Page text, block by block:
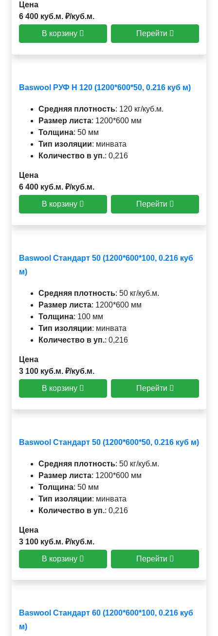
Цена
6 400 куб.м. ₽/куб.м.
В корзину Перейти
Baswool РУФ Н 120 (1200*600*50, 0.216 куб м)
Средняя плотность: 120 кг/куб.м.
Размер листа: 1200*600 мм
Толщина: 50 мм
Тип изоляции: минвата
Количество в уп.: 0,216
Цена
6 400 куб.м. ₽/куб.м.
В корзину Перейти
Baswool Стандарт 50 (1200*600*100, 0.216 куб
м)
Средняя плотность: 50 кг/куб.м.
Размер листа: 1200*600 мм
Толщина: 100 мм
Тип изоляции: минвата
Количество в уп.: 0,216
Цена
3 100 куб.м. ₽/куб.м.
В корзину Перейти
Baswool Стандарт 50 (1200*600*50, 0.216 куб м)
Средняя плотность: 50 кг/куб.м.
Размер листа: 1200*600 мм
Толщина: 50 мм
Тип изоляции: минвата
Количество в уп.: 0,216
Цена
3 100 куб.м. ₽/куб.м.
В корзину Перейти
Baswool Стандарт 60 (1200*600*100, 0.216 куб
м)